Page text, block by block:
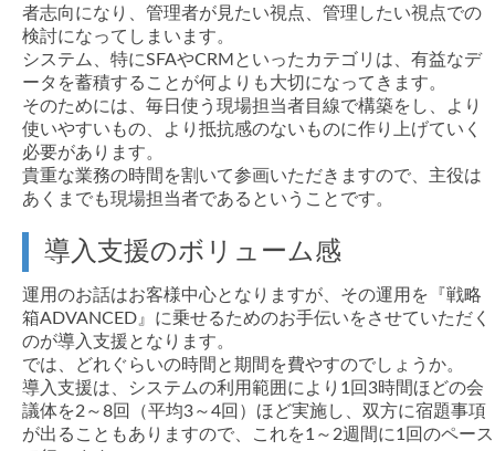
者志向になり、管理者が見たい視点、管理したい視点での
検討になってしまいます。
システム、特にSFAやCRMといったカテゴリは、有益なデ
ータを蓄積することが何よりも大切になってきます。
そのためには、毎日使う現場担当者目線で構築をし、より
使いやすいもの、より抵抗感のないものに作り上げていく
必要があります。
貴重な業務の時間を割いて参画いただきますので、主役は
あくまでも現場担当者であるということです。
導入支援のボリューム感
運用のお話はお客様中心となりますが、その運用を『戦略
箱ADVANCED』に乗せるためのお手伝いをさせていただく
のが導入支援となります。
では、どれぐらいの時間と期間を費やすのでしょうか。
導入支援は、システムの利用範囲により1回3時間ほどの会
議体を2～8回（平均3～4回）ほど実施し、双方に宿題事項
が出ることもありますので、これを1～2週間に1回のペース